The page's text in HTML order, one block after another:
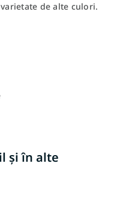
de alte culori.
și în alte